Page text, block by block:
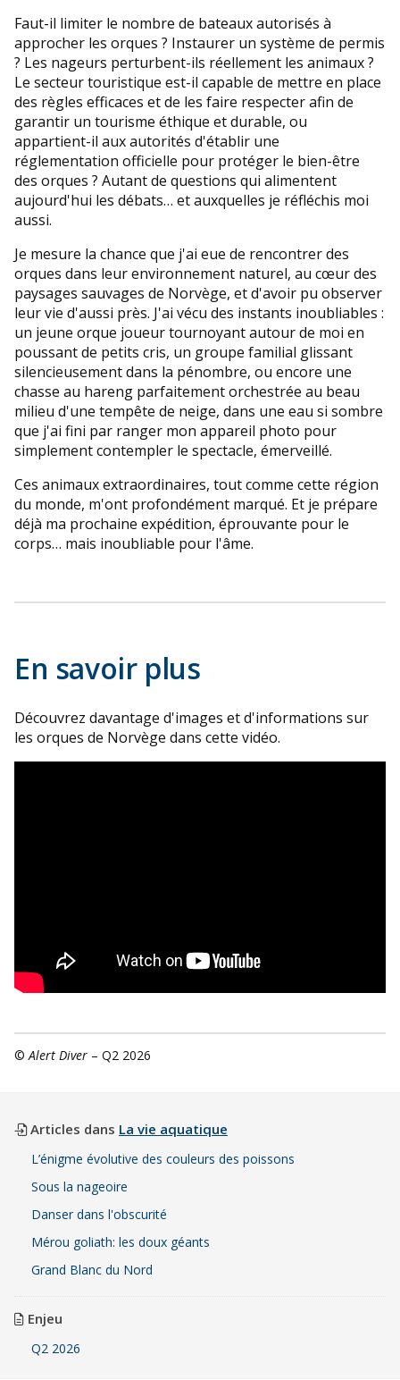
Faut-il limiter le nombre de bateaux autorisés à
approcher les orques ? Instaurer un système de permis
? Les nageurs perturbent-ils réellement les animaux ?
Le secteur touristique est-il capable de mettre en place
des règles efficaces et de les faire respecter afin de
garantir un tourisme éthique et durable, ou
appartient-il aux autorités d'établir une
réglementation officielle pour protéger le bien-être
des orques ? Autant de questions qui alimentent
aujourd'hui les débats… et auxquelles je réfléchis moi
aussi.
Je mesure la chance que j'ai eue de rencontrer des
orques dans leur environnement naturel, au cœur des
paysages sauvages de Norvège, et d'avoir pu observer
leur vie d'aussi près. J'ai vécu des instants inoubliables :
un jeune orque joueur tournoyant autour de moi en
poussant de petits cris, un groupe familial glissant
silencieusement dans la pénombre, ou encore une
chasse au hareng parfaitement orchestrée au beau
milieu d'une tempête de neige, dans une eau si sombre
que j'ai fini par ranger mon appareil photo pour
simplement contempler le spectacle, émerveillé.
Ces animaux extraordinaires, tout comme cette région
du monde, m'ont profondément marqué. Et je prépare
déjà ma prochaine expédition, éprouvante pour le
corps… mais inoubliable pour l'âme.
En savoir plus
Découvrez davantage d'images et d'informations sur
les orques de Norvège dans cette vidéo.
©Alert Diver – Q2 2026
Articles dans La vie aquatique
L’énigme évolutive des couleurs des poissons
Sous la nageoire
Danser dans l'obscurité
Mérou goliath: les doux géants
Grand Blanc du Nord
Enjeu
Q2 2026